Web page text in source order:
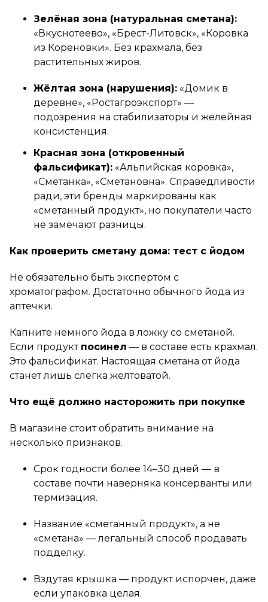
Зелёная зона (натуральная сметана):
«Вкуснотеево», «Брест-Литовск», «Коровка
из Кореновки». Без крахмала, без
растительных жиров.
Жёлтая зона (нарушения): «Домик в
деревне», «Ростагроэкспорт» —
подозрения на стабилизаторы и желейная
консистенция.
Красная зона (откровенный
фальсификат): «Альпийская коровка»,
«Сметанка», «Сметановна». Справедливости
ради, эти бренды маркированы как
«сметанный продукт», но покупатели часто
не замечают разницы.
Как проверить сметану дома: тест с йодом
Не обязательно быть экспертом с
хроматографом. Достаточно обычного йода из
аптечки.
Капните немного йода в ложку со сметаной.
Если продукт посинел — в составе есть крахмал.
Это фальсификат. Настоящая сметана от йода
станет лишь слегка желтоватой.
Что ещё должно насторожить при покупке
В магазине стоит обратить внимание на
несколько признаков.
Срок годности более 14–30 дней — в
составе почти наверняка консерванты или
термизация.
Название «сметанный продукт», а не
«сметана» — легальный способ продавать
подделку.
Вздутая крышка — продукт испорчен, даже
если упаковка целая.